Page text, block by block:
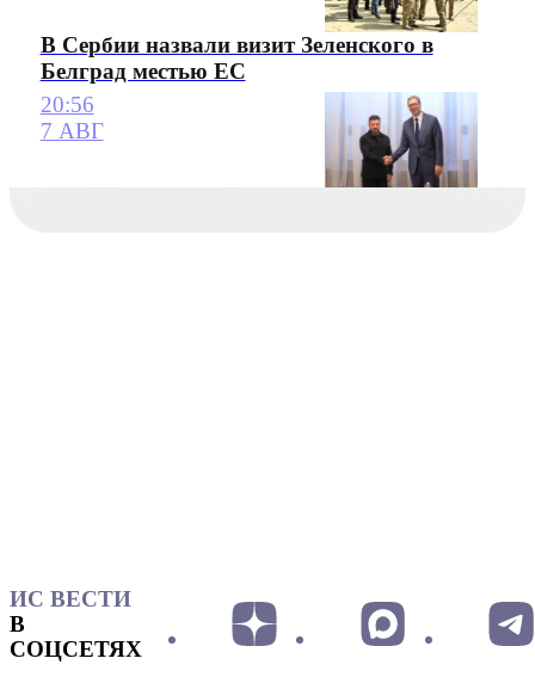
В Сербии назвали визит Зеленского в
Белград местью ЕС
20:56
7 АВГ
ИС ВЕСТИ
В
СОЦСЕТЯХ